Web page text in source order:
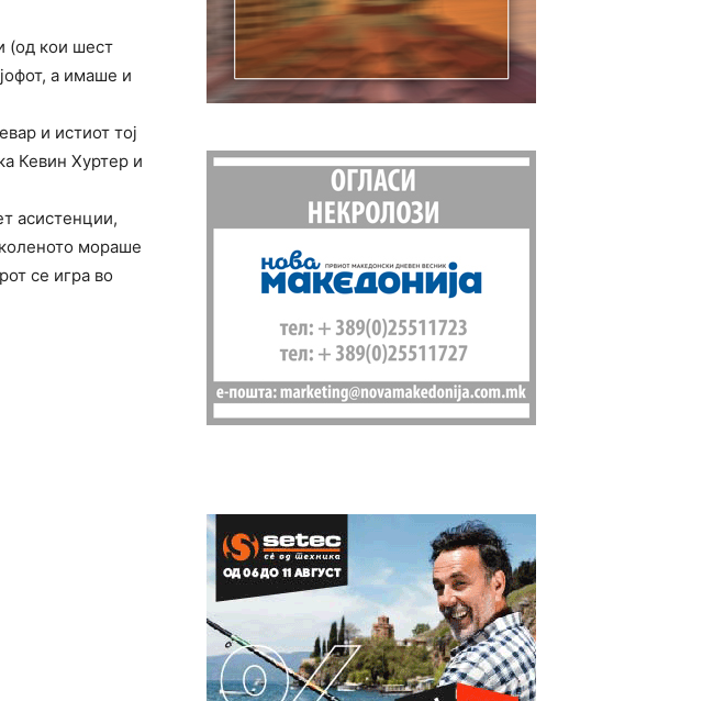
(од кои шест
а имаше и
и истиот тој
Кевин Хуртер и
асистенции,
мораше
се игра во